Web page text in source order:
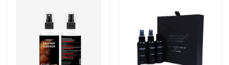
مجموعة العناية بالجلد السويدي
طقم العناية بجلد البولي يوريثان